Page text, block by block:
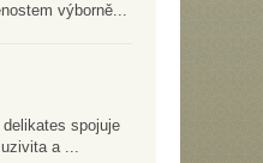
výborně...
spojuje
a ...